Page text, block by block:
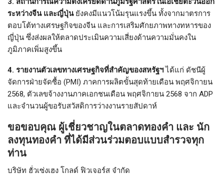
ระหว่างจีน และญี่ปุ่น ยังคงมีแนวโน้มรุนแรงขึ้น ทั้งจากมาตรการ
ตอบโต้ทางเศรษฐกิจของจีน และการเสริมศักยภาพทางทหารของ
ญี่ปุ่น ซึ่งส่งผลให้ตลาดประเมินความเสี่ยงด้านความมั่นคงใน
ภูมิภาคเพิ่มสูงขึ้น
4. รายงานตัวเลขทางเศรษฐกิจที่สำคัญของสหรัฐฯได้แก่ ดัชนีผู้
จัดการฝ่ายจัดซื้อ (PMI) ภาคการผลิตขั้นสุดท้ายเดือน พฤศจิกายน
2568, ตัวเลขจ้างงานภาคเอกชนเดือน พฤศจิกายน 2568 จาก ADP
และจำนวนผู้ขอรับสวัสดิการว่างงานรายสัปดาห์
ขอขอบคุณ ผู้เชี่ยวชาญในตลาดทองคำ และ นัก
ลงทุนทองคำ ที่ได้มีส่วนร่วมตอบแบบสำรวจทุก
ท่าน
บริษัท ฮั่วเซ่งเฮง โกลด์ ฟิวเจอร์ส จำกัด